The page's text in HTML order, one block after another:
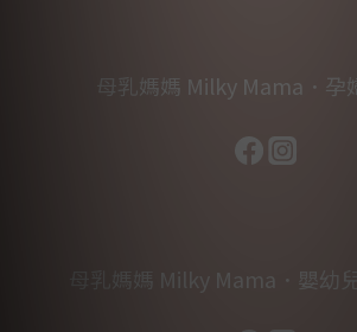
母乳媽媽 Milky Mama．孕
母乳媽媽 Milky Mama．嬰幼